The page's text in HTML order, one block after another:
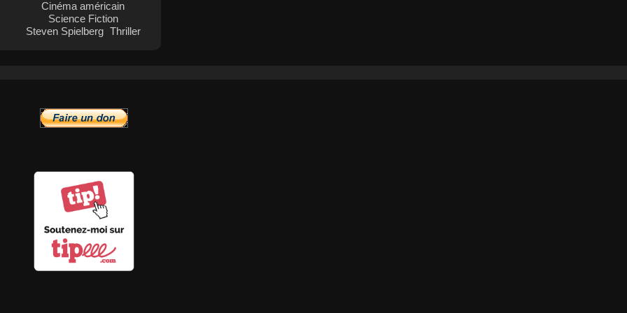
Cinéma américain
Science Fiction
Steven Spielberg Thriller